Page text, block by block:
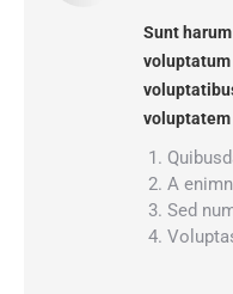
Sunt
voluptatum
voluptatem
A
Sed